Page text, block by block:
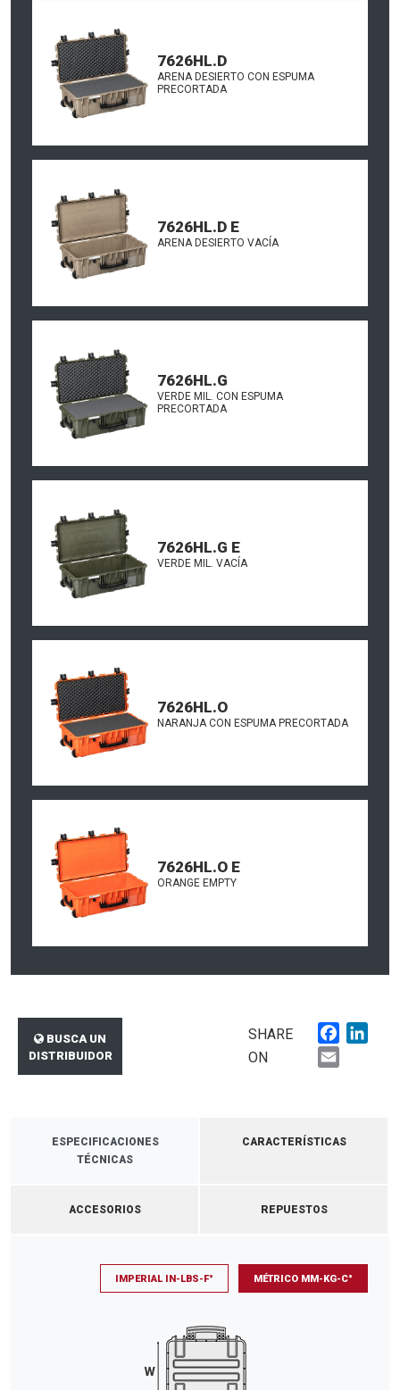
7626HL.D
ARENA DESIERTO CON ESPUMA
PRECORTADA
7626HL.D E
ARENA DESIERTO VACÍA
7626HL.G
VERDE MIL. CON ESPUMA
PRECORTADA
7626HL.G E
VERDE MIL. VACÍA
7626HL.O
NARANJA CON ESPUMA PRECORTADA
7626HL.O E
ORANGE EMPTY
BUSCA UN
DISTRIBUIDOR
SHARE
ON
ESPECIFICACIONES
TÉCNICAS
CARACTERÍSTICAS
ACCESORIOS REPUESTOS
IMPERIAL IN-LBS-F° MÉTRICO MM-KG-C°